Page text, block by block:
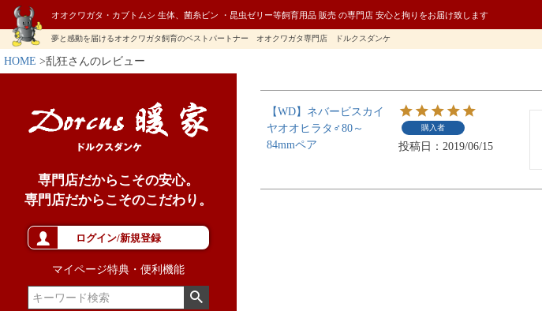
オオクワガタ・カブトムシ 生体、菌糸ビン ・昆虫ゼリー等飼育用品 販売 の専門店 安心と拘りをお届け致します
夢と感動を届けるオオクワガタ飼育のベストパートナー オオクワガタ専門店 ドルクスダンケ
HOME 乱狂さんのレビュー
専門店だからこその安心。
専門店だからこそのこだわり。
ログイン/新規登録
マイページ特典・便利機能
【WD】ネバービスカイ
ヤオオヒラタ♂80～
84mmペア
購入者
投稿日 2019/06/15